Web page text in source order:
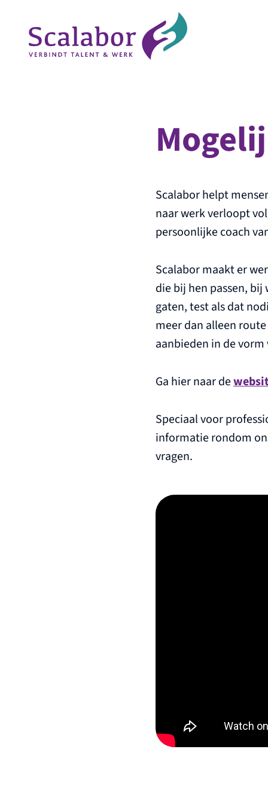
Scalabor helpt
naar werk verloopt
persoonlijke coach
Scalabor maakt er
die bij hen passen,
gaten, test als dat
meer dan alleen
aanbieden in de
Ga hier naar de
Speciaal voor
informatie rondom
vragen.